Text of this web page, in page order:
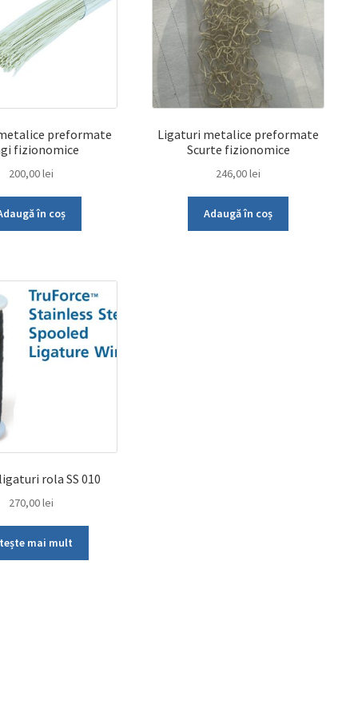
preformate
fizionomice
200,00lei
în coș
Ligaturi metalice preformate
Scurte fizionomice
246,00lei
Adaugă în coș
rola SS 010
270,00lei
mai mult